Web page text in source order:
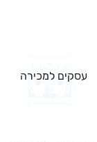
עסקים למכירה